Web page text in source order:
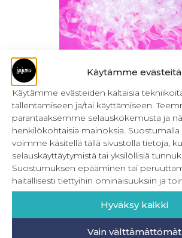
Käytämme evästeitä
Käytämme evästeiden kaltaisia
tallentamiseen ja/tai käyttämiseen.
parantaaksemme selauskokemusta ja
henkilökohtaisia mainoksia.
voimme käsitellä tällä sivustolla tietoja,
selauskäyttäytymistä tai yksilöllisiä
Suostumuksen epääminen tai
haitallisesti tiettyihin ominaisuuksiin ja
Hyväksy kaikki
Vain välttämättömät
Framilon-joustonauha 6 mm
joustava
6,00€ – 11,00€ Sis. ALV
Valitse